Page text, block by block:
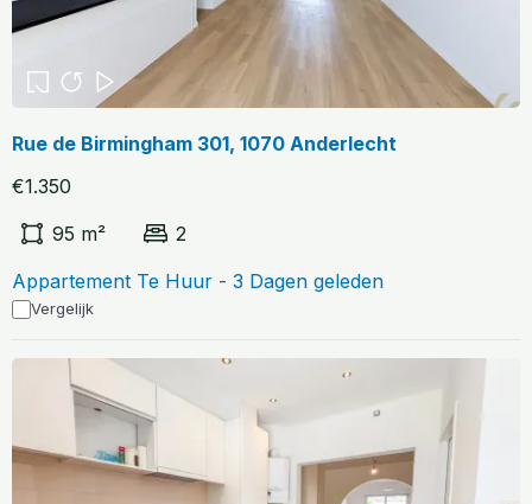
Rue de Birmingham 301, 1070 Anderlecht
€1.350
95 m²
2
Appartement Te Huur - 3 Dagen geleden
Vergelijk